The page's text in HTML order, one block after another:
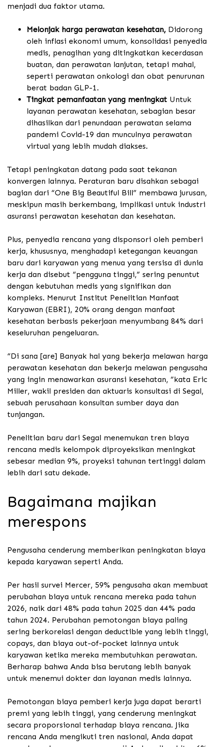
menjadi dua faktor utama.
Melonjak harga perawatan kesehatan, Didorong
oleh inflasi ekonomi umum, konsolidasi penyedia
medis, penagihan yang ditingkatkan kecerdasan
buatan, dan perawatan lanjutan, tetapi mahal,
seperti perawatan onkologi dan obat penurunan
berat badan GLP-1.
Tingkat pemanfaatan yang meningkat Untuk
layanan perawatan kesehatan, sebagian besar
dihasilkan dari penundaan perawatan selama
pandemi Covid-19 dan munculnya perawatan
virtual yang lebih mudah diakses.
Tetapi peningkatan datang pada saat tekanan
konvergen lainnya. Peraturan baru disahkan sebagai
bagian dari “One Big Beautiful Bill” membawa jurusan,
meskipun masih berkembang, implikasi untuk industri
asuransi perawatan kesehatan dan kesehatan.
Plus, penyedia rencana yang disponsori oleh pemberi
kerja, khususnya, menghadapi ketegangan keuangan
baru dari karyawan yang menua yang tersisa di dunia
kerja dan disebut “pengguna tinggi,” sering penuntut
dengan kebutuhan medis yang signifikan dan
kompleks. Menurut Institut Penelitian Manfaat
Karyawan (EBRI), 20% orang dengan manfaat
kesehatan berbasis pekerjaan menyumbang 84% dari
keseluruhan pengeluaran.
“Di sana [are] Banyak hal yang bekerja melawan harga
perawatan kesehatan dan bekerja melawan pengusaha
yang ingin menawarkan asuransi kesehatan, ”kata Eric
Miller, wakil presiden dan aktuaris konsultasi di Segal,
sebuah perusahaan konsultan sumber daya dan
tunjangan.
Penelitian baru dari Segal menemukan tren biaya
rencana medis kelompok diproyeksikan meningkat
sebesar median 9%, proyeksi tahunan tertinggi dalam
lebih dari satu dekade.
Bagaimana majikan
merespons
Pengusaha cenderung memberikan peningkatan biaya
kepada karyawan seperti Anda.
Per hasil survei Mercer, 59% pengusaha akan membuat
perubahan biaya untuk rencana mereka pada tahun
2026, naik dari 48% pada tahun 2025 dan 44% pada
tahun 2024. Perubahan pemotongan biaya paling
sering berkorelasi dengan deductible yang lebih tinggi,
copays, dan biaya out-of-pocket lainnya untuk
karyawan ketika mereka membutuhkan perawatan.
Berharap bahwa Anda bisa berutang lebih banyak
untuk menemui dokter dan layanan medis lainnya.
Pemotongan biaya pemberi kerja juga dapat berarti
premi yang lebih tinggi, yang cenderung meningkat
secara proporsional terhadap biaya rencana. Jika
rencana Anda mengikuti tren nasional, Anda dapat